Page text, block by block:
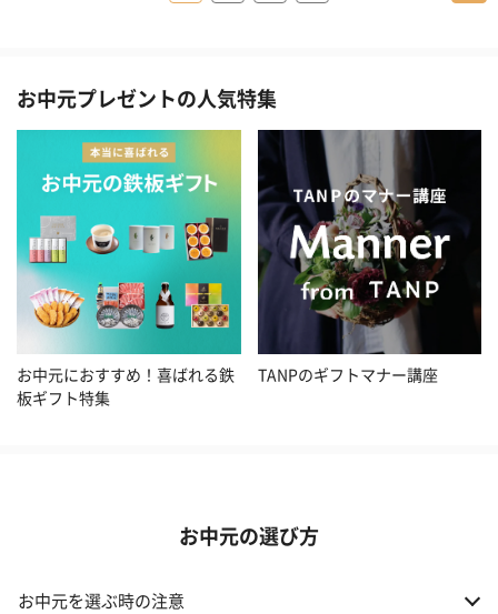
お中元プレゼントの人気特集
お中元におすすめ！喜ばれる鉄
板ギフト特集
TANPのギフトマナー講座
お中元の選び方
お中元を選ぶ時の注意